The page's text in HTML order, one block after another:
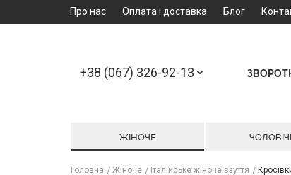
Про нас Оплата і доставка Блог
+38 (067) 326-92-13
ЖІНОЧЕ
Головна Жіноче Італійське жіноче взуття